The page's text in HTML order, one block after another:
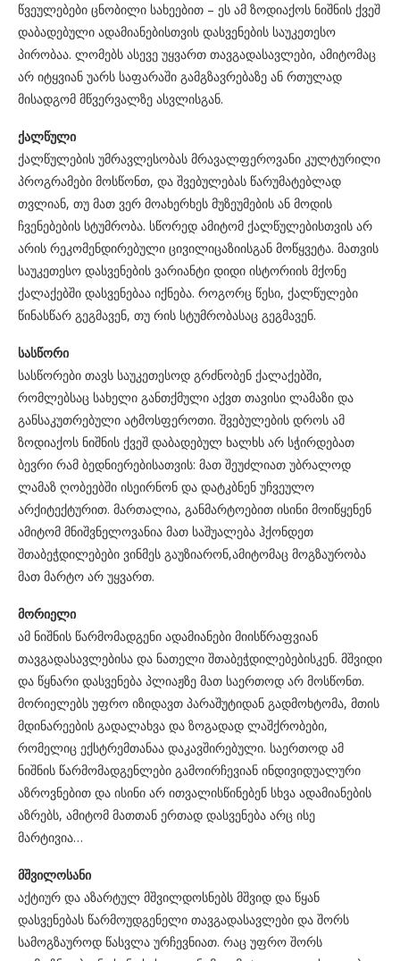
წვეულებები ცნობილი სახეებით – ეს ამ ზოდიაქოს ნიშნის ქვეშ
დაბადებული ადამიანებისთვის დასვენების საუკეთესო
პირობაა. ლომებს ასევე უყვართ თავგადასავლები, ამიტომაც
არ იტყვიან უარს საფარაში გამგზავრებაზე ან რთულად
მისადგომ მწვერვალზე ასვლისგან.
ქალწული
ქალწულების უმრავლესობას მრავალფეროვანი კულტურილი
პროგრამები მოსწონთ, და შვებულებას წარუმატებლად
თვლიან, თუ მათ ვერ მოახერხეს მუზეუმების ან მოდის
ჩვენებების სტუმრობა. სწორედ ამიტომ ქალწულებისთვის არ
არის რეკომენდირებული ცივილიცაზიისგან მოწყვეტა. მათვის
საუკეთესო დასვენების ვარიანტი დიდი ისტორიის მქონე
ქალაქებში დასვენებაა იქნება. როგორც წესი, ქალწულები
წინასწარ გეგმავენ, თუ რის სტუმრობასაც გეგმავენ.
სასწორი
სასწორები თავს საუკეთესოდ გრძნობენ ქალაქებში,
რომლებსაც სახელი განთქმული აქვთ თავისი ლამაზი და
განსაკუთრებული ატმოსფეროთი. შვებულების დროს ამ
ზოდიაქოს ნიშნის ქვეშ დაბადებულ ხალხს არ სჭირდებათ
ბევრი რამ ბედნიერებისათვის: მათ შეუძლიათ უბრალოდ
ლამაზ ღობეებში ისეირნონ და დატკბნენ უჩვეულო
არქიტექტურით. მართალია, განმარტოებით ისინი მოიწყენენ
ამიტომ მნიშვნელოვანია მათ საშუალება ჰქონდეთ
შთაბეჭდილებები ვინმეს გაუზიარონ,ამიტომაც მოგზაურობა
მათ მარტო არ უყვართ.
მორიელი
ამ ნიშნის წარმომადგენი ადამიანები მიისწრაფვიან
თავგადასავლებისა და ნათელი შთაბეჭდილებებისკენ. მშვიდი
და წყნარი დასვენება პლიაჟზე მათ საერთოდ არ მოსწონთ.
მორიელებს უფრო იზიდავთ პარაშუტიდან გადმოხტომა, მთის
მდინარეების გადალახვა და ზოგადად ლაშქრობები,
რომელიც ექსტრემთანაა დაკავშირებული. საერთოდ ამ
ნიშნის წარმომადგენლები გამოირჩევიან ინდივიდუალური
აზროვნებით და ისინი არ ითვალისწინებენ სხვა ადამიანების
აზრებს, ამიტომ მათთან ერთად დასვენება არც ისე
მარტივია…
მშვილოსანი
აქტიურ და აზარტულ მშვილდოსნებს მშვიდ და წყან
დასვენებას წარმოუდგენელი თავგადასავლები და შორს
სამოგზაუროდ წასვლა ურჩევნიათ. რაც უფრო შორს